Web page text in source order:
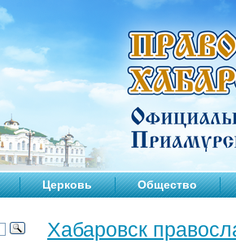
Церковь Общество
Хабаровск